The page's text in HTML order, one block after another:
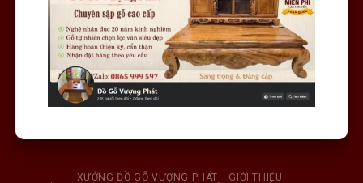
XƯỞNG ĐỒ GỖ VƯỢNG PHÁT
GIỚI THIỆU